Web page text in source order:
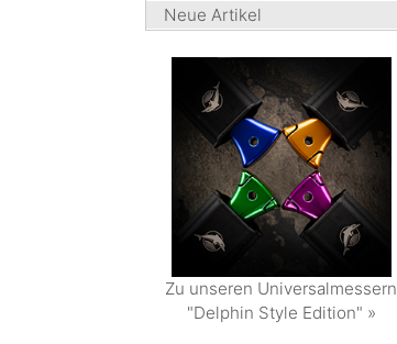
Neue Artikel
Zu unseren Universalmessern
"Delphin Style Edition" »